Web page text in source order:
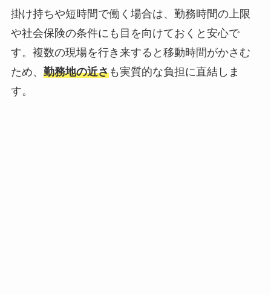
掛け持ちや短時間で働く場合は、勤務時間の上限
や社会保険の条件にも目を向けておくと安心で
す。複数の現場を行き来すると移動時間がかさむ
ため、 勤務地の近さも実質的な負担に直結しま
す。